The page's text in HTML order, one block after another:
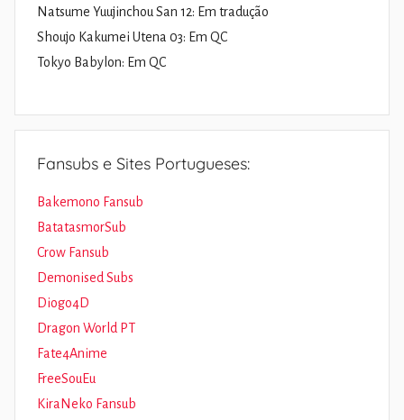
Natsume Yuujinchou San 12: Em tradução
Shoujo Kakumei Utena 03: Em QC
Tokyo Babylon: Em QC
Fansubs e Sites Portugueses:
Bakemono Fansub
BatatasmorSub
Crow Fansub
Demonised Subs
Diogo4D
Dragon World PT
Fate4Anime
FreeSouEu
KiraNeko Fansub